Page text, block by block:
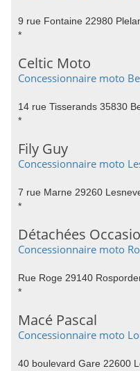
9 rue Fontaine 22980
*
Celtic Moto
Concessionnaire moto
14 rue Tisserands 35830
*
Fily Guy
Concessionnaire moto
7 rue Marne 29260
*
Détachées
Concessionnaire moto
Rue Roge 29140
*
Macé Pascal
Concessionnaire moto
40 boulevard Gare 22600